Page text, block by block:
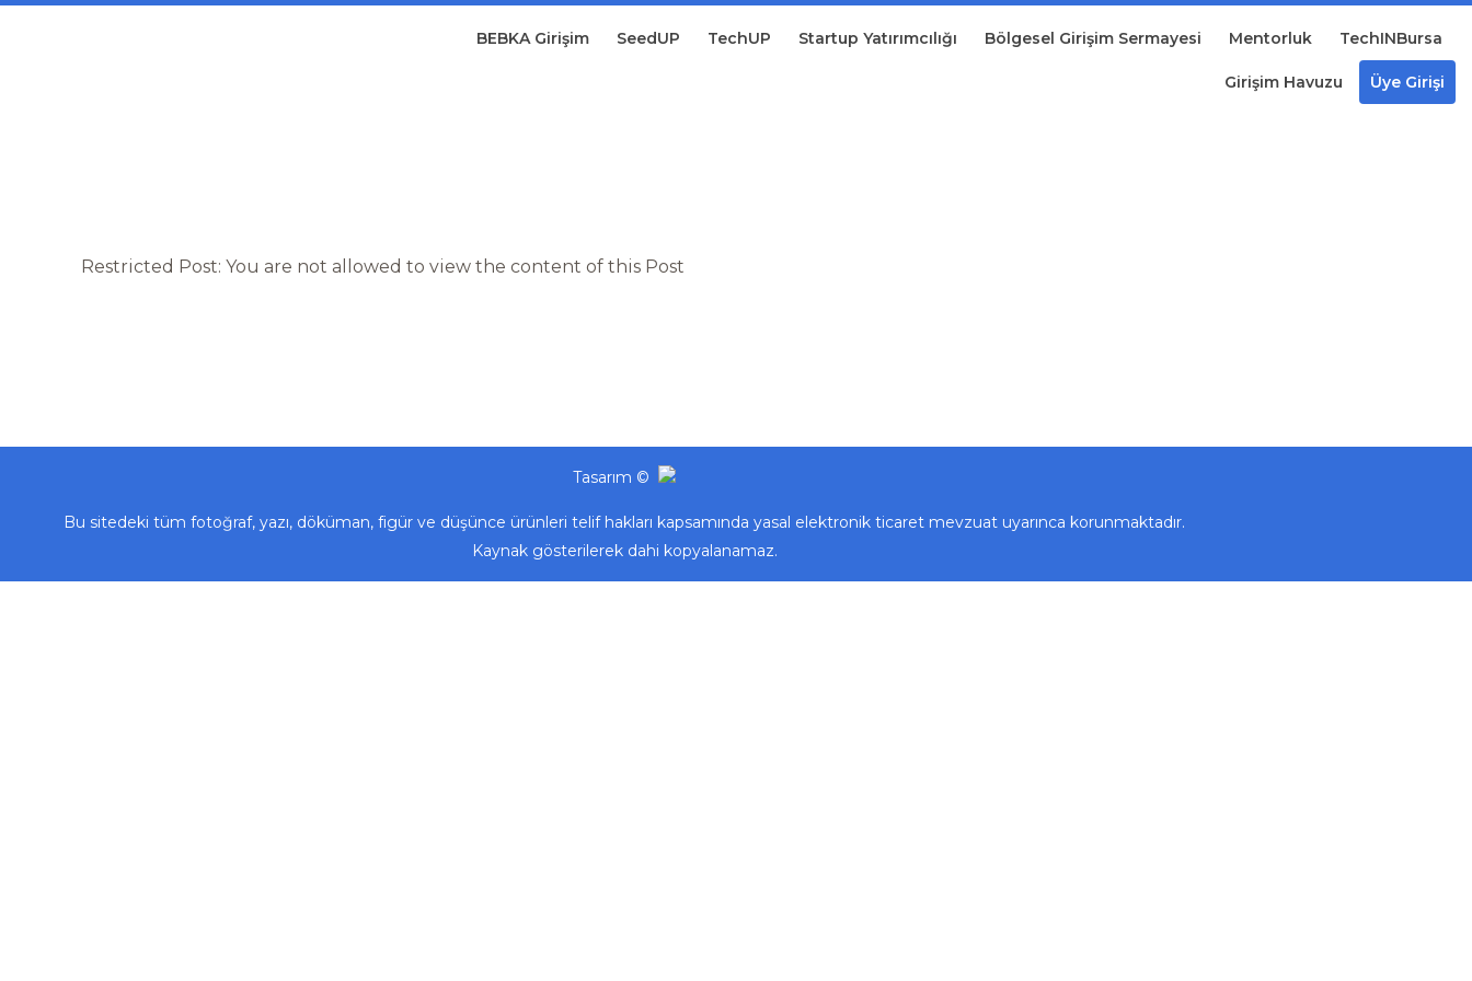
BEBKA Girişim SeedUP TechUP Startup Yatırımcılığı Bölgesel Girişim Sermayesi Mentorluk TechINBursa
Girişim Havuzu Üye Girişi
Restricted Post: You are not allowed to view the content of this Post
Tasarım ©
Bu sitedeki tüm fotoğraf, yazı, döküman, figür ve düşünce ürünleri telif hakları kapsamında yasal elektronik ticaret mevzuat uyarınca korunmaktadır.
Kaynak gösterilerek dahi kopyalanamaz.